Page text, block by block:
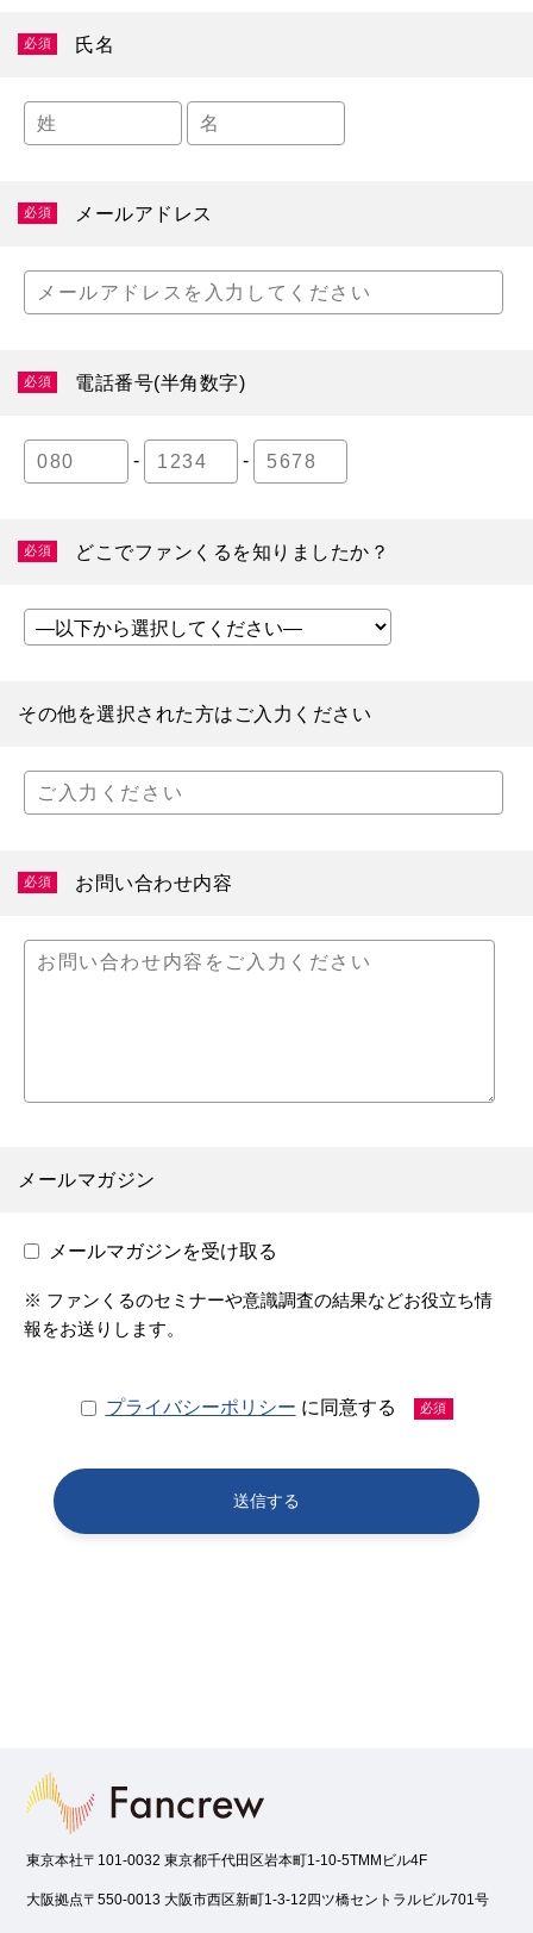
必須 氏名
必須 メールアドレス
必須 電話番号(半角数字)
- -
必須 どこでファンくるを知りましたか？
その他を選択された方は ご入力ください
必須 お問い合わせ内容
メールマガジン
メールマガジンを受け取る
※ ファンくるのセミナーや意識調査の結果などお役立ち情
報をお送りします。
プライバシーポリシー に同意する 必須
東京本社〒101-0032 東京都千代田区岩本町1-10-5TMMビル4F
大阪拠点〒550-0013 大阪市西区新町1-3-12四ツ橋セントラルビル701号